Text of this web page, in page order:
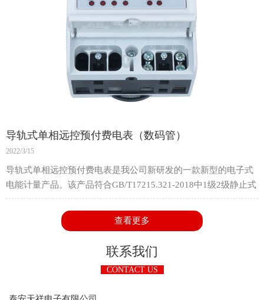
导轨式单相远控预付费电表（数码管）
2022/3/15
导轨式单相远控预付费电表是我公司新研发的一款新型的电子式
电能计量产品。该产品符合GB/T17215.321-2018中1级2级静止式
交流有功电能表的相关技术要求，适用于参比电压220V或
230V，频率50Hz或60Hz的单相交流有功电能的计算。
该产品适用电压范围宽，可靠性强，寿命长，精度高，功耗低，
并且具有防窃电等功能。它采用导轨式结构设计，体积小，安装
方便，采用标准35mm导轨安装，可广泛应用于城市，农村或工
厂企业的单相电能计量和集中式安装。
查看更多
联系我们
CONTACT US